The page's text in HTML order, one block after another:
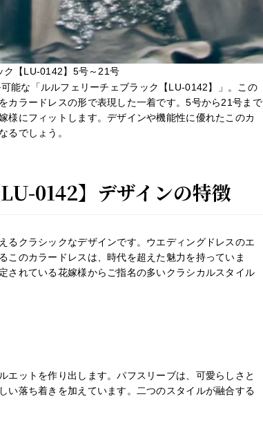
ク【LU-0142】5号～21号
能な「ルルフェリーチェブラック【LU-0142】」。この
カラードレスの形で表現した一着です。5号から21号まで
様にフィットします。デザインや機能性に優れたこのカ
るでしょう。
0142】デザインの特徴
るクラシックなデザインです。ウエディングドレスのエ
このカラードレスは、時代を超えた魅力を持っていま
されている花嫁様からご指名の多いクラシカルスタイル
ットを作り出します。パフスリーブは、可愛らしさと
い落ち着きを加えています。二つのスタイルが融合する